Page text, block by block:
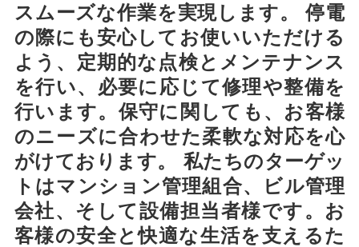
スムーズな作業を実現します。 停電
の際にも安心してお使いいただける
よう、定期的な点検とメンテナンス
を行い、必要に応じて修理や整備を
行います。保守に関しても、お客様
のニーズに合わせた柔軟な対応を心
がけております。 私たちのターゲッ
トはマンション管理組合、ビル管理
会社、そして設備担当者様です。お
客様の安全と快適な生活を支えるた